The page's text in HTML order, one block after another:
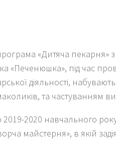
«Дитяча пекарня»
«Печенюшка», під час
діяльності,
та частуванням
2019-2020 навчального
майстерня», в якій